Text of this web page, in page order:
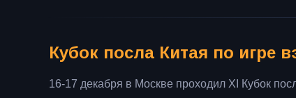
Кубок посла Китая по игре
16-17 декабря в Москве проходил XI Кубок